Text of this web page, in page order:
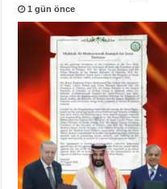
1 gün önce